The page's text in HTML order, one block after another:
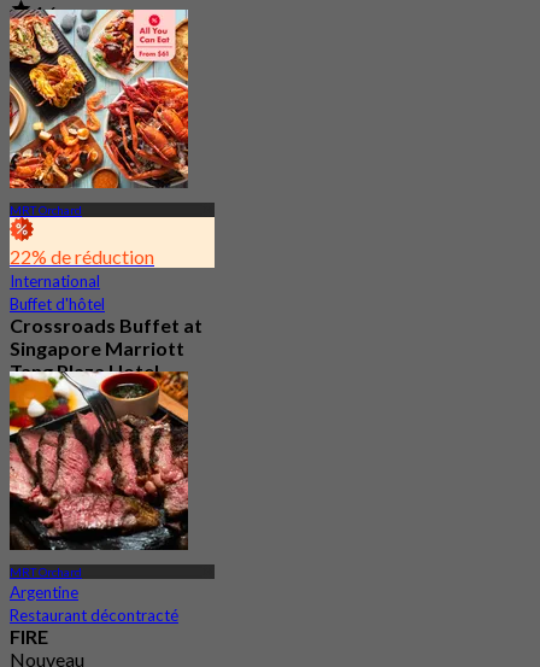
4.6
341 Réservé
DeS$ 29.5
MRT Orchard
22% de réduction
International
Buffet d'hôtel
Crossroads Buffet at
Singapore Marriott
Tang Plaza Hotel
4.5
682 Réservé
DeS$ 65
MRT Orchard
Argentine
Restaurant décontracté
FIRE
Nouveau